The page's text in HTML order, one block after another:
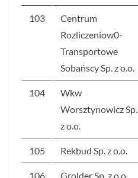
103
Centrum
Rozliczeniow0-
Transportowe
Sobańscy Sp. z o.o.
104
Wkw
Worsztynowicz Sp.
z o.o.
105 Rekbud Sp. z o.o.
106 Grolder Sp. z o.o.